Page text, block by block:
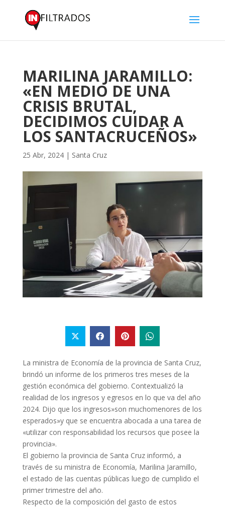
MARILINA JARAMILLO:
«EN MEDIO DE UNA
CRISIS BRUTAL,
DECIDIMOS CUIDAR A
LOS SANTACRUCEÑOS»
25 Abr, 2024| Santa Cruz
La ministra de Economía de la provincia de Santa Cruz,
brindó un informe de los primeros tres meses de la
gestión económica del gobierno. Contextualizó la
realidad de los ingresos y egresos en lo que va del año
2024. Dijo que los ingresos»son muchomenores de los
esperados»y que se encuentra abocada a una tarea de
«utilizar con responsabilidad los recursos que posee la
provincia».
El gobierno la provincia de Santa Cruz informó, a
través de su ministra de Economía, Marilina Jaramillo,
el estado de las cuentas públicas luego de cumplido el
primer trimestre del año.
Respecto de la composición del gasto de estos